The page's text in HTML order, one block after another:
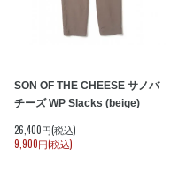
SON OF THE CHEESE サノバ
チーズ WP Slacks (beige)
26,400円(税込)
9,900円(税込)